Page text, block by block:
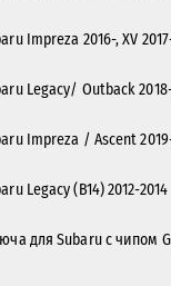
Impreza 2016-, XV
Legacy/ Outback
Impreza / Ascent
Legacy (B14) 2012-2014
для Subaru с чипом